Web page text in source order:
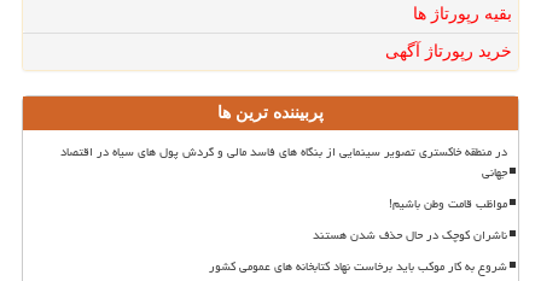
بقیه رپورتاژ ها
خرید رپورتاژ آگهی
پربیننده ترین ها
در منطقه خاکستری تصویر سینمایی از بنگاه های فاسد مالی و گردش پول های سیاه در اقتصاد
جهانی
مواظب قامت وطن باشیم!
ناشران کوچک در حال حذف شدن هستند
شروع به کار موکب باید برخاست نهاد کتابخانه های عمومی کشور